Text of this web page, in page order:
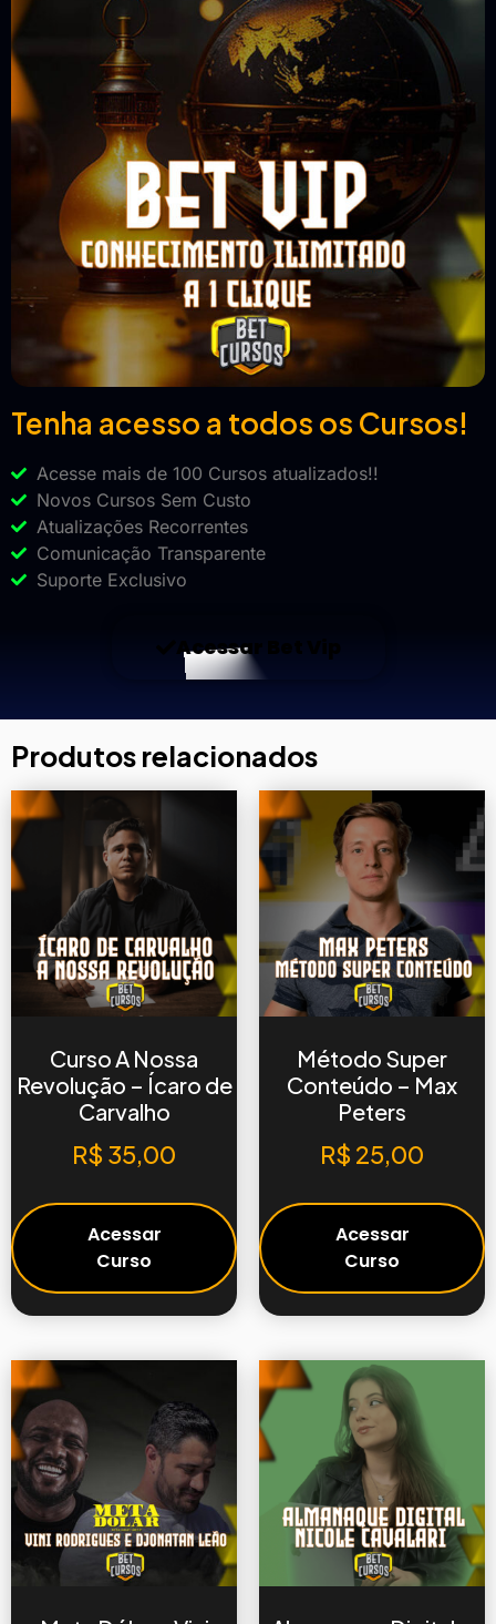
Tenha acesso a todos os Cursos!
Acesse mais de 100 Cursos atualizados!!
Novos Cursos Sem Custo
Atualizações Recorrentes
Comunicação Transparente
Suporte Exclusivo
Acessar Bet Vip
Produtos relacionados
Curso A Nossa
Revolução – Ícaro de
Carvalho
R$ 35,00
Acessar
Curso
Método Super
Conteúdo – Max
Peters
R$ 25,00
Acessar
Curso